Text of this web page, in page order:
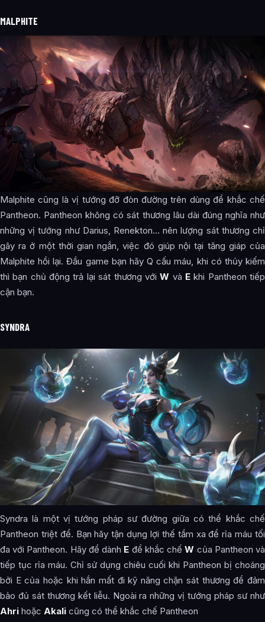
MALPHITE
Malphite cũng là vị tướng đỡ đòn đường trên dùng để khắc chế
Pantheon. Pantheon không có sát thương lâu dài đúng nghĩa như
những vị tướng như Darius, Renekton… nên lượng sát thương chỉ
gây ra ở một thời gian ngắn, việc đó giúp nội tại tăng giáp của
Malphite hồi lại. Đầu game bạn hãy Q cấu máu, khi có thủy kiếm
thì bạn chủ động trả lại sát thương vớiW và Ekhi Pantheon tiếp
cận bạn.
SYNDRA
Syndra là một vị tướng pháp sư đường giữa có thể khắc chế
Pantheon triệt để. Bạn hãy tận dụng lợi thế tầm xa để rỉa máu tối
đa với Pantheon. Hãy để dành E để khắc chếW của Pantheon và
tiếp tục rỉa máu. Chỉ sử dụng chiêu cuối khi Pantheon bị choáng
bởi E của hoặc khi hắn mất đi kỹ năng chặn sát thương để đảm
bảo đủ sát thương kết liễu. Ngoài ra những vị tướng pháp sư như
Ahri hoặc Akali cũng có thể khắc chế Pantheon